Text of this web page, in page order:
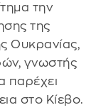
την
της
Ουκρανίας,
γνωστής
παρέχει
στο Κίεβο.